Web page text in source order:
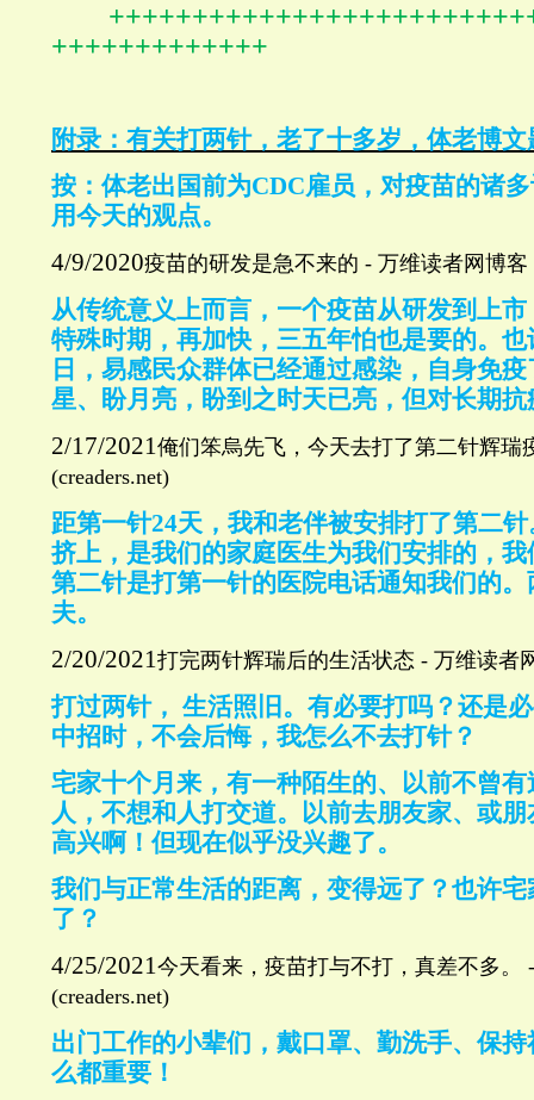
+++++++++++++
附录：有关打两针，老了十多岁，体老博
按：体老出国前为CDC雇员，对疫苗的诸
用今天的观点。
4/9/2020疫苗的研发是急不来的 - 万维读者网博客
从传统意义上而言，一个疫苗从研发到上
特殊时期，再加快，三五年怕也是要的。
日，易感民众群体已经通过感染，自身免
星、盼月亮，盼到之时天已亮，但对长期
2/17/2021俺们笨烏先飞，今天去打了第二针辉瑞
(creaders.net)
距第一针24天，我和老伴被安排打了第二
挤上，是我们的家庭医生为我们安排的，
第二针是打第一针的医院电话通知我们的
夫。
2/20/2021打完两针辉瑞后的生活状态 - 万维读者
打过两针， 生活照旧。有必要打吗？还是
中招时，不会后悔，我怎么不去打针？
宅家十个月来，有一种陌生的、以前不曾
人，不想和人打交道。以前去朋友家、或
高兴啊！但现在似乎没兴趣了。
我们与正常生活的距离，变得远了？也许
了？
4/25/2021今天看来，疫苗打与不打，真差不多。
(creaders.net)
出门工作的小辈们，戴口罩、勤洗手、保
么都重要！